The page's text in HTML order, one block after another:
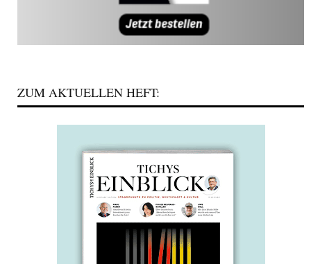
ZUM AKTUELLEN HEFT: